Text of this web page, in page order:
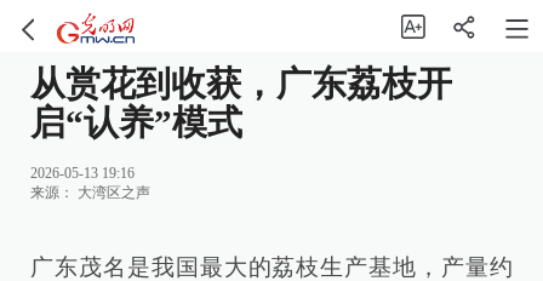
从赏花到收获，广东荔枝开
启“认养”模式
2026-05-13 19:16
来源： 大湾区之声
广东茂名是我国最大的荔枝生产基地，产量约